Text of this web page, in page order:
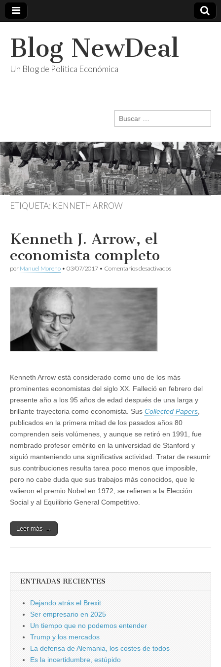
Blog NewDeal
Un Blog de Política Económica
Buscar:
ETIQUETA: KENNETH ARROW
Kenneth J. Arrow, el
economista completo
por Manuel Moreno • 03/07/2017 • Comentarios desactivadosen
Kenneth Arrow está considerado como uno de los más
prominentes economistas del siglo XX. Falleció en febrero del
presente año a los 95 años de edad después de una larga y
brillante trayectoria como economista. Sus Collected Papers
publicados en la primera mitad de los pasados años 80
comprenden seis volúmenes, y aunque se retiró en 1991, fue
nombrado profesor emérito en la universidad de Stanford y
siguió manteniendo una significativa actividad. Tratar de resumir
sus contribuciones resulta tarea poco menos que imposible,
pero no cabe duda que sus trabajos más conocidos, que le
valieron el premio Nobel en 1972, se refieren a la Elección
Social y al Equilibrio General Competitivo.
Leer más →
ENTRADAS RECIENTES
Dejando atrás el Brexit
Ser empresario en 2025
Un tiempo que no podemos entender
Trump y los mercados
La defensa de Alemania, los costes de todos
Es la incertidumbre, estúpido